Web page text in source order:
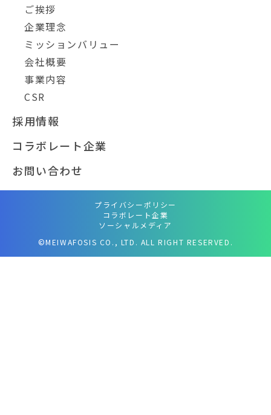
ご挨拶
企業理念
ミッションバリュー
会社概要
事業内容
CSR
採用情報
コラボレート企業
お問い合わせ
プライバシーポリシー
コラボレート企業
ソーシャルメディア
©MEIWAFOSIS CO., LTD. ALL RIGHT RESERVED.